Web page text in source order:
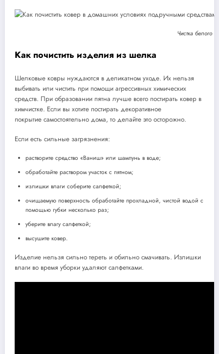
Чистка белого
Как почистить изделия из шелка
Шелковые ковры нуждаются в деликатном уходе. Их нельзя
выбивать или чистить при помощи агрессивных химических
средств. При образовании пятна лучше всего постирать ковер в
химчистке. Если вы хотите постирать декоративное
покрытие самостоятельно дома, то делайте это осторожно.
Если есть сильные загрязнения:
растворите средство «Ваниш» или шампунь в воде;
обработайте раствором участок с пятном;
излишки влаги соберите салфеткой;
очищаемую поверхность обработайте прохладной, чистой водой с
помощью губки несколько раз;
уберите влагу салфеткой;
высушите ковер.
Изделие нельзя сильно тереть и обильно смачивать. Излишки
влаги во время уборки удаляют салфетками.